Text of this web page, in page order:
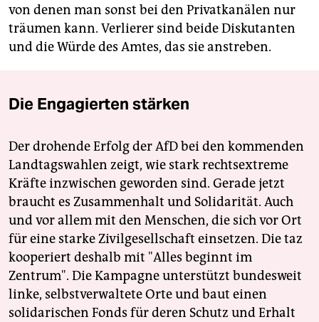
von denen man sonst bei den Privatkanälen nur
träumen kann. Verlierer sind beide Diskutanten
und die Würde des Amtes, das sie anstreben.
Die Engagierten stärken
Der drohende Erfolg der AfD bei den kommenden
Landtagswahlen zeigt, wie stark rechtsextreme
Kräfte inzwischen geworden sind. Gerade jetzt
braucht es Zusammenhalt und Solidarität. Auch
und vor allem mit den Menschen, die sich vor Ort
für eine starke Zivilgesellschaft einsetzen. Die taz
kooperiert deshalb mit "Alles beginnt im
Zentrum". Die Kampagne unterstützt bundesweit
linke, selbstverwaltete Orte und baut einen
solidarischen Fonds für deren Schutz und Erhalt